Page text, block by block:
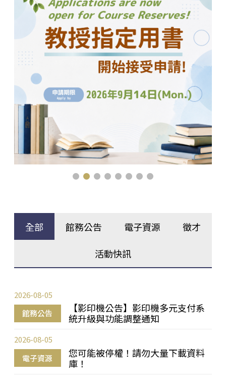
全部 館務公告 電子資源 徵才
活動快訊
館務公告
【影印機公告】影印機多元支付系
統升級與功能調整通知
2026-08-05
電子資源
您可能被停權！請勿大量下載資料
庫！
2026-08-05